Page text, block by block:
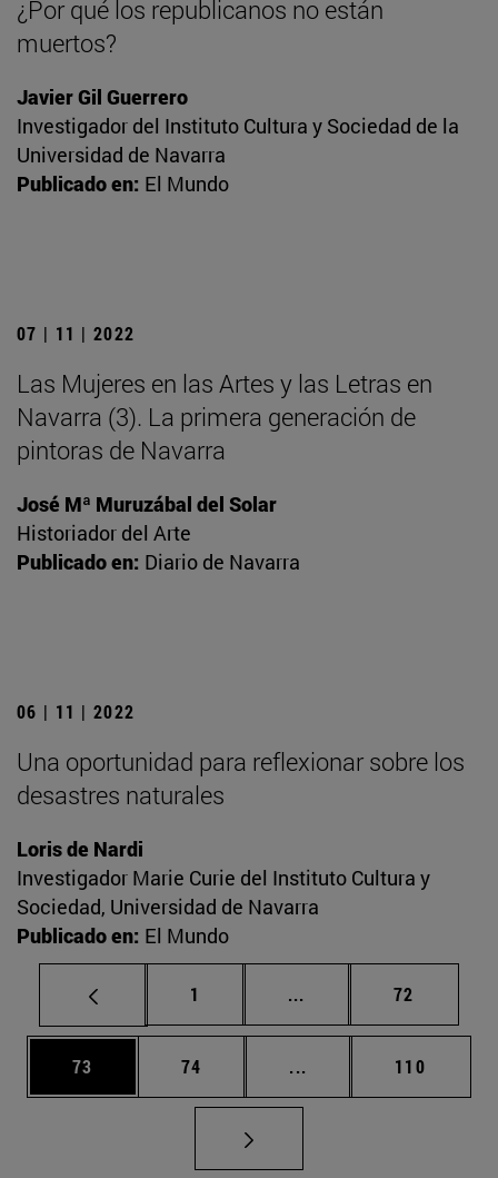
¿Por qué los republicanos no están
muertos?
Javier Gil Guerrero
Investigador del Instituto Cultura y Sociedad de la
Universidad de Navarra
Publicado en: El Mundo
07 | 11 | 2022
Las Mujeres en las Artes y las Letras en
Navarra (3). La primera generación de
pintoras de Navarra
José Mª Muruzábal del Solar
Historiador del Arte
Publicado en: Diario de Navarra
06 | 11 | 2022
Una oportunidad para reflexionar sobre los
desastres naturales
Loris de Nardi
Investigador Marie Curie del Instituto Cultura y
Sociedad, Universidad de Navarra
Publicado en: El Mundo
Página
1 ... Páginas intermedias
Página
72
Página
73 Página
74 ... Páginas intermedias
Página
110